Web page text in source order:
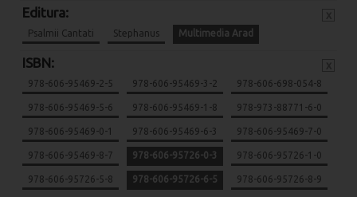
Editura:
Psalmii Cantati Stephanus Multimedia Arad
ISBN:
978-606-95469-2-5 978-606-95469-3-2 978-606-698-054-8
978-606-95469-5-6 978-606-95469-1-8 978-973-88771-6-0
978-606-95469-0-1 978-606-95469-6-3 978-606-95469-7-0
978-606-95469-8-7 978-606-95726-0-3 978-606-95726-1-0
978-606-95726-5-8 978-606-95726-6-5 978-606-95726-8-9